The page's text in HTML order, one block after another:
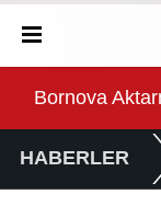
Turgutalp
HABERLER